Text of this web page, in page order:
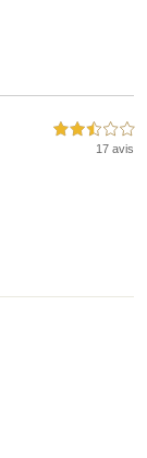
2,5 étoiles sur 5
17 avis